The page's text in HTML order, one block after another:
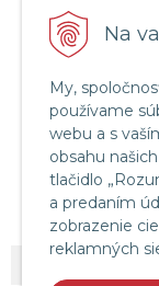
Na
My,
používame
webu a s
obsahu
tlačidlo
a predaním
zobrazenie
reklamných